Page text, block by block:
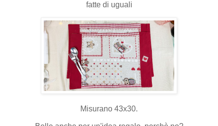
fatte di uguali
Misurano 43x30.